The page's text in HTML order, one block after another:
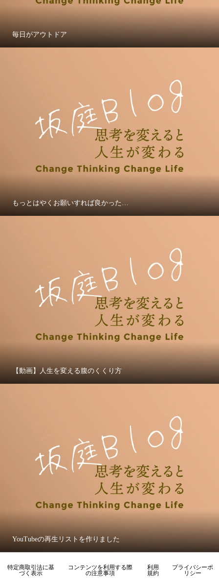
毎日がアウトドア
もっとはやくお願いすれば良かった…
【動画】人生を変える腹のくくり方
YouTubeの再生リストを作りました
特定商取引法に基
づく表示
コンテンツを利用する際
の注意事項
利用
規約
プライバシーポ
リシー